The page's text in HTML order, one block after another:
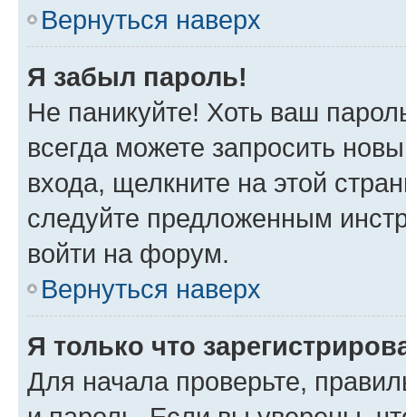
Вернуться наверх
Я забыл пароль!
Не паникуйте! Хоть ваш
всегда можете запросить
входа, щелкните на этой
следуйте предложенным
войти на форум.
Вернуться наверх
Я только что
Для начала проверьте,